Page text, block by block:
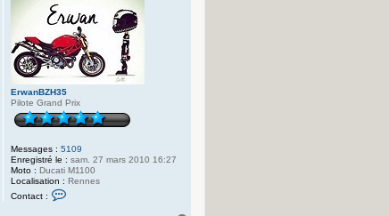
ErwanBZH35
Pilote Grand Prix
Messages : 5109
Enregistré le : sam. 27 mars 2010 16:27
Moto : Ducati M1100
Localisation : Rennes
Contact :